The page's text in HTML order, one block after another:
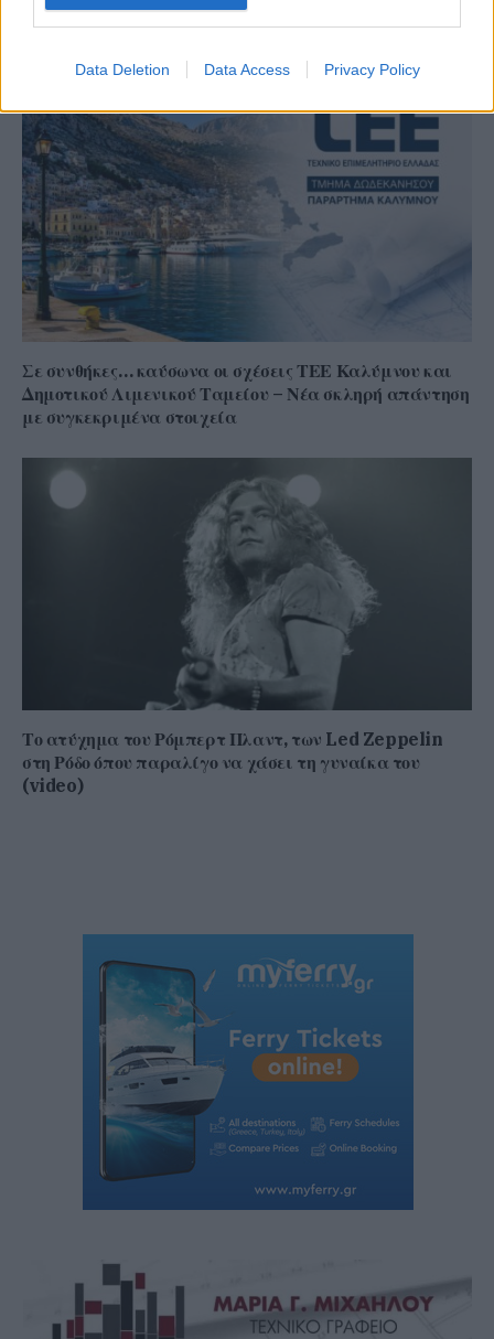
Data Deletion Data Access Privacy Policy
Ρόδος: Πρόστιμο 73.000 ευρώ σε επιχείρηση για
Σε συνθήκες… καύσωνα οι σχέσεις ΤΕΕ Καλύμνου και
Δημοτικού Λιμενικού Ταμείου – Νέα σκληρή απάντηση
με συγκεκριμένα στοιχεία
Το ατύχημα του Ρόμπερτ Πλαντ, των Led Zeppelin
στη Ρόδο όπου παραλίγο να χάσει τη γυναίκα του
(video)